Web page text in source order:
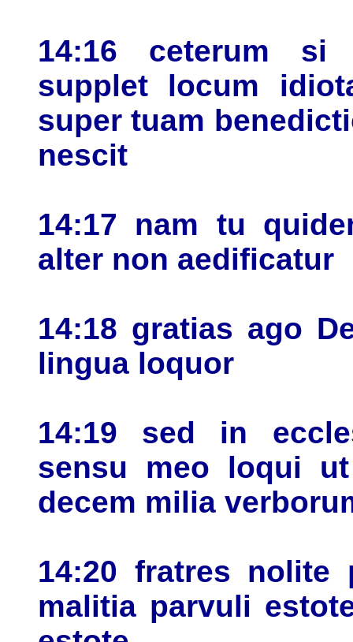
14:16 ceterum si
supplet locum
super tuam
nescit
14:17 nam tu
alter non aedificatur
14:18 gratias ago
lingua loquor
14:19 sed in
sensu meo loqui
decem milia
14:20 fratres nolite
malitia parvuli